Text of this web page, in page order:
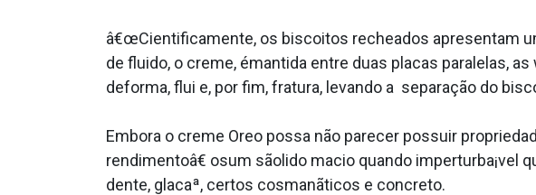
â€œCientificamente, os biscoitos recheados apresentam
de fluido, o creme, émantida entre duas placas paralelas,
deforma, flui e, por fim, fratura, levando a separação do
Embora o creme Oreo possa não parecer possuir
rendimentoâ€ osum sãolido macio quando
dente, glacaª, certos cosmanãticos e concreto.